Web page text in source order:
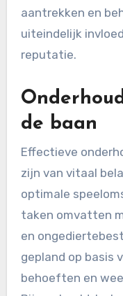
aantrekken en
uiteindelijk
reputatie.
de baan
Effectieve
zijn van vitaal
optimale
taken omvatten
en
gepland op basis
behoeften en